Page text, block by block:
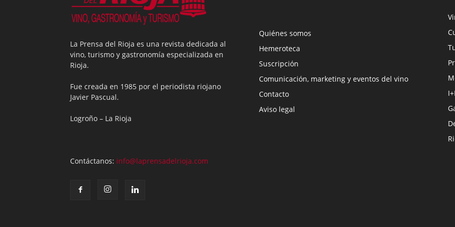
La Prensa del Rioja es una revista dedicada al
vino, turismo y gastronomía especializada en
Rioja.
Fue creada en 1985 por el periodista riojano
Javier Pascual.
Logroño – La Rioja
Contáctanos: info@laprensadelrioja.com
Quiénes somos
Hemeroteca
Suscripción
Comunicación, marketing y eventos del vino
Contacto
Aviso legal